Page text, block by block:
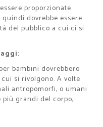
proporzionate
dovrebbe essere
del pubblico a cui ci si
bambini dovrebbero
si rivolgono. A volte
antropomorfi, o umani
grandi del corpo,